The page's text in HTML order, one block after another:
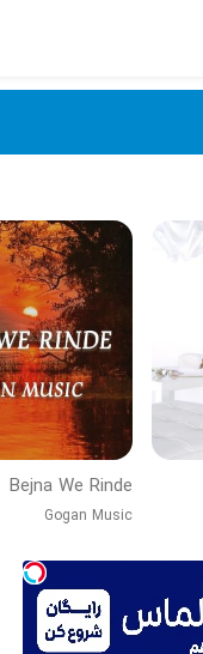
Bejna We Rinde
Gogan Music